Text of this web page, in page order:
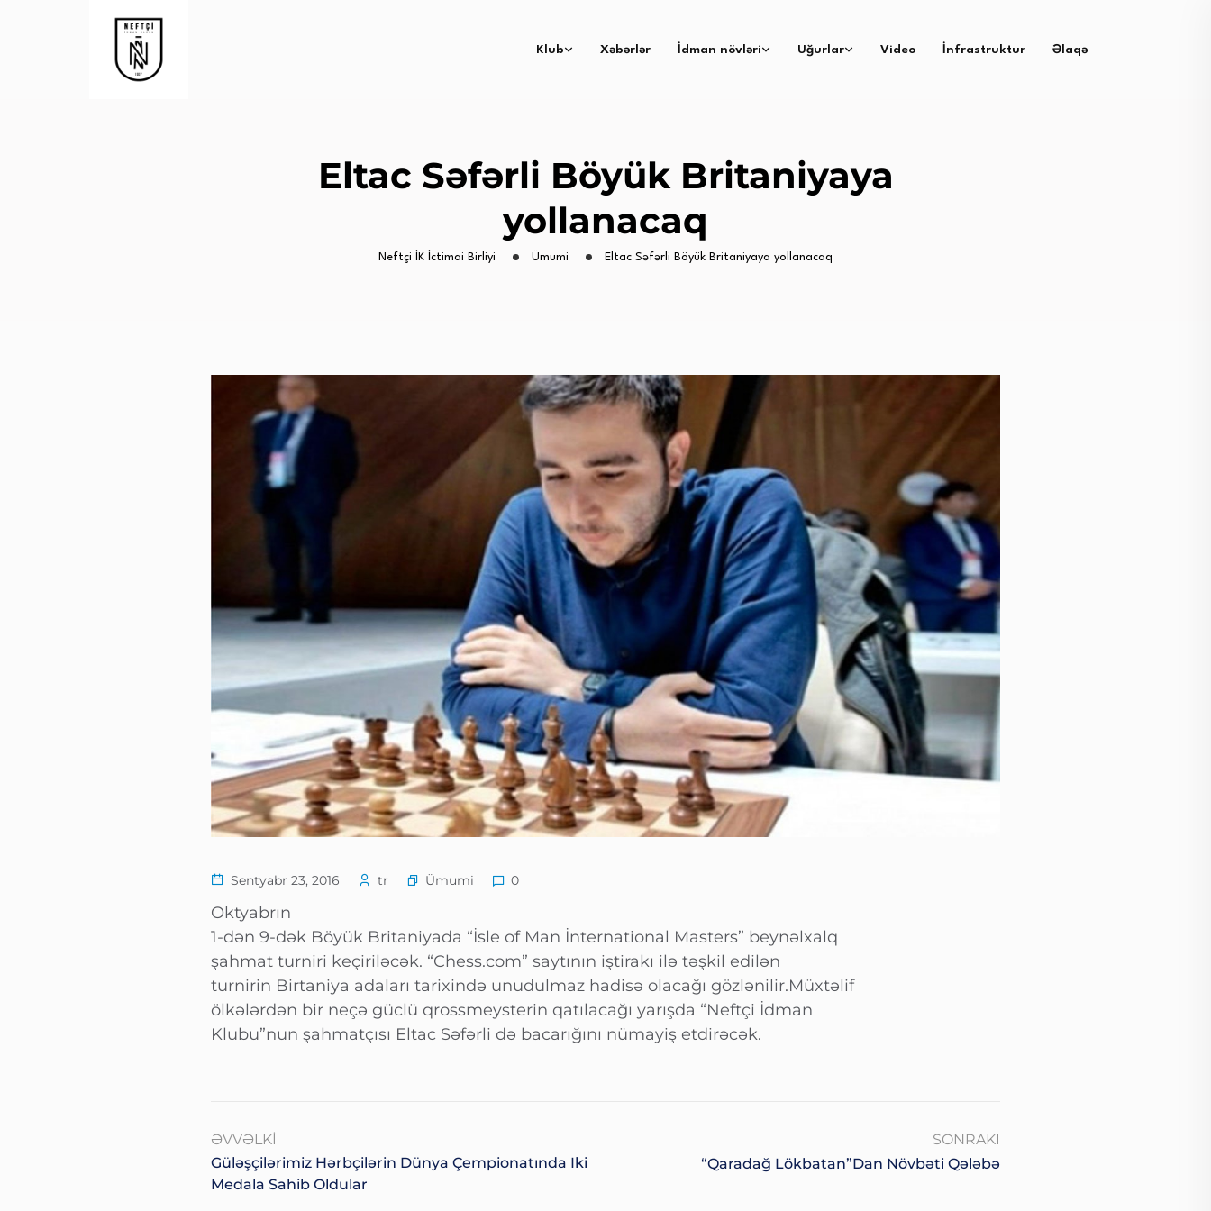
Klub Xəbərlər İdman növləri Uğurlar Video İnfrastruktur Əlaqə
Eltac Səfərli Böyük Britaniyaya
yollanacaq
Neftçi İK İctimai Birliyi Ümumi Eltac Səfərli Böyük Britaniyaya yollanacaq
Sentyabr 23, 2016 tr Ümumi 0
Oktyabrın
1-dən 9-dək Böyük Britaniyada “İsle of Man İnternational Masters” beynəlxalq
şahmat turniri keçiriləcək. “Chess.com” saytının iştirakı ilə təşkil edilən
turnirin Birtaniya adaları tarixində unudulmaz hadisə olacağı gözlənilir.Müxtəlif
ölkələrdən bir neçə güclü qrossmeysterin qatılacağı yarışda “Neftçi İdman
Klubu”nun şahmatçısı Eltac Səfərli də bacarığını nümayiş etdirəcək.
ƏVVƏLKI
Güləşçilərimiz Hərbçilərin Dünya Çempionatında Iki
Medala Sahib Oldular
SONRAKI
“Qaradağ Lökbatan”dan Növbəti Qələbə